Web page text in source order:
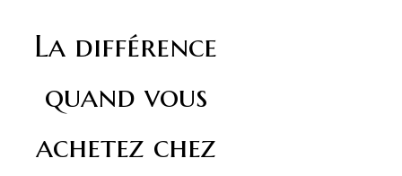
La différence
quand vous
achetez chez